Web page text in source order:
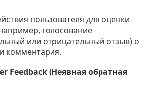
пользователя для оценки
голосование
или отрицательный отзыв) о
комментария.
Feedback (Неявная обратная